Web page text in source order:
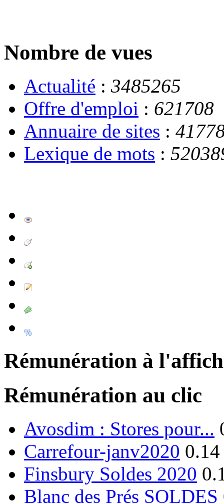
Nombre de vues
Actualité : 3485265
Offre d'emploi : 621708
Annuaire de sites :
Lexique de mots :
Rémunération à
Rémunération au clic
Avosdim : Stores pour...
Carrefour-janv2020
Finsbury Soldes 2020
Blanc des Prés SOLDES